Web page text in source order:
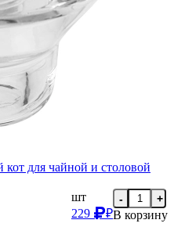
для чайной и столовой
шт
229
₽
- +
В корзину